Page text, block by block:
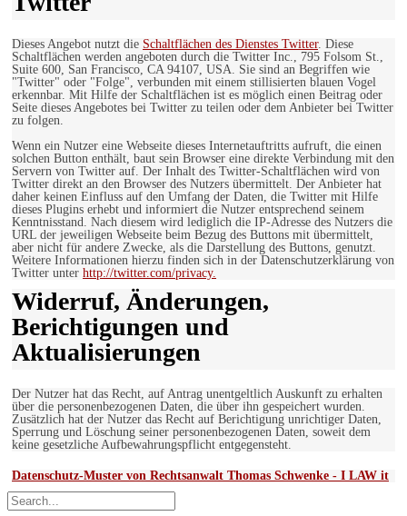
Dieses Angebot nutzt die Schaltflächen des Dienstes Twitter. Diese
Schaltflächen werden angeboten durch die Twitter Inc., 795 Folsom St.,
Suite 600, San Francisco, CA 94107, USA. Sie sind an Begriffen wie
"Twitter" oder "Folge", verbunden mit einem stillisierten blauen Vogel
erkennbar. Mit Hilfe der Schaltflächen ist es möglich einen Beitrag oder
Seite dieses Angebotes bei Twitter zu teilen oder dem Anbieter bei Twitter
zu folgen.
Wenn ein Nutzer eine Webseite dieses Internetauftritts aufruft, die einen
solchen Button enthält, baut sein Browser eine direkte Verbindung mit den
Servern von Twitter auf. Der Inhalt des Twitter-Schaltflächen wird von
Twitter direkt an den Browser des Nutzers übermittelt. Der Anbieter hat
daher keinen Einfluss auf den Umfang der Daten, die Twitter mit Hilfe
dieses Plugins erhebt und informiert die Nutzer entsprechend seinem
Kenntnisstand. Nach diesem wird lediglich die IP-Adresse des Nutzers die
URL der jeweiligen Webseite beim Bezug des Buttons mit übermittelt,
aber nicht für andere Zwecke, als die Darstellung des Buttons, genutzt.
Weitere Informationen hierzu finden sich in der Datenschutzerklärung von
Twitter unter http://twitter.com/privacy.
Widerruf, Änderungen,
Berichtigungen und
Aktualisierungen
Der Nutzer hat das Recht, auf Antrag unentgeltlich Auskunft zu erhalten
über die personenbezogenen Daten, die über ihn gespeichert wurden.
Zusätzlich hat der Nutzer das Recht auf Berichtigung unrichtiger Daten,
Sperrung und Löschung seiner personenbezogenen Daten, soweit dem
keine gesetzliche Aufbewahrungspflicht entgegensteht.
Datenschutz-Muster von Rechtsanwalt Thomas Schwenke - I LAW it